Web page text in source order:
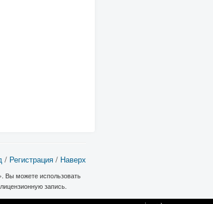
/ Регистрация / Наверх
Вы можете использовать
запись.